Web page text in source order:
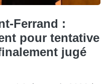
Ferrand :
pour tentative
jugé